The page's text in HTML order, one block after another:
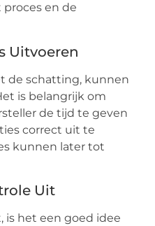
en de
Uitvoeren
de schatting, kunnen
is belangrijk om
de tijd te geven
correct uit te
kunnen later tot
Uit
is het een goed idee